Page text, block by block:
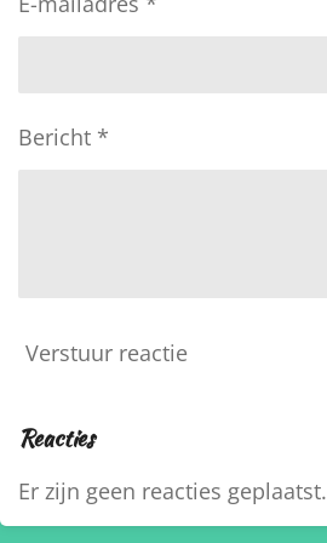
Bericht *
Verstuur reactie
Reacties
Er zijn geen reacties geplaatst.